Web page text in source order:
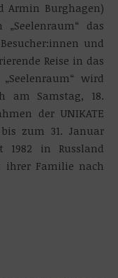
Armin Burghagen)
das
und
Reise in das
wird
am Samstag, 18.
der UNIKATE
zum 31. Januar
1982 in Russland
ihrer Familie nach